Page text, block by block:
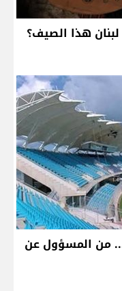
هذا الصيف؟
من المسؤول عن